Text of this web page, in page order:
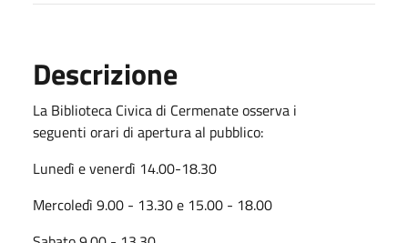
Descrizione
La Biblioteca Civica di Cermenate osserva i
seguenti orari di apertura al pubblico:
Lunedì e venerdì 14.00-18.30
Mercoledì 9.00 - 13.30 e 15.00 - 18.00